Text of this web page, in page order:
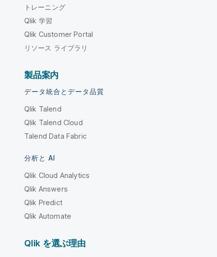
トレーニング
Qlik 学習
Qlik Customer Portal
リソース ライブラリ
製品案内
データ統合とデータ品質
Qlik Talend
Qlik Talend Cloud
Talend Data Fabric
分析と AI
Qlik Cloud Analytics
Qlik Answers
Qlik Predict
Qlik Automate
Qlik を選ぶ理由